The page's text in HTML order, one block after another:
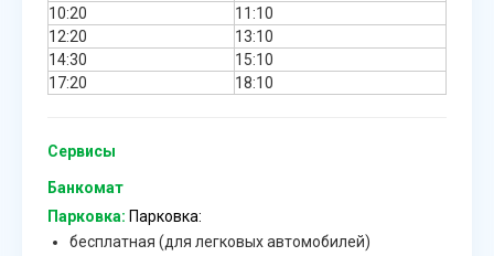
10:20
11:10
12:20
13:10
14:30
15:10
17:20
18:10
Сервисы
Банкомат
Парковка: Парковка:
бесплатная (для легковых автомобилей)